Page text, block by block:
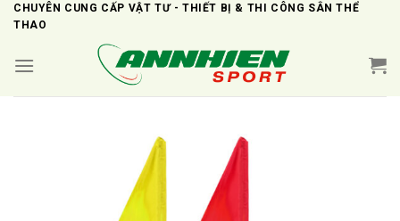
SkipCHUYÊN CUNG CẤP VẬT TƯ - THIẾT BỊ & THI CÔNG SÂN THỂ
THAO